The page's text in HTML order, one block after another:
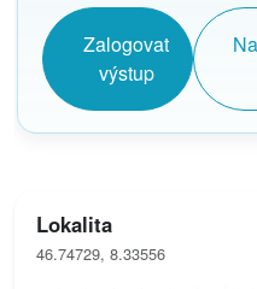
Zalogovat
výstup
Lokalita
46.74729, 8.33556